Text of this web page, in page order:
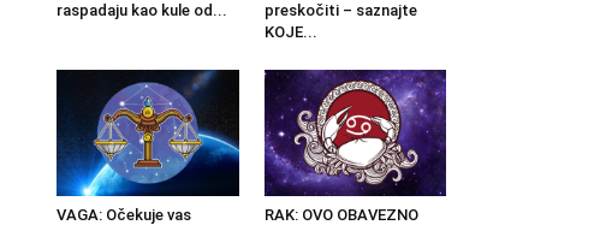
raspadaju kao kule od...
preskočiti – saznajte
KOJE...
VAGA: Očekuje vas
RAK: OVO OBAVEZNO